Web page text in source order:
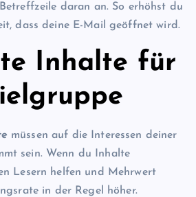
daran an. So erhöhst du
dass deine E-Mail geöffnet wird.
Inhalte für
müssen auf die Interessen deiner
sein. Wenn du Inhalte
Lesern helfen und Mehrwert
in der Regel höher.